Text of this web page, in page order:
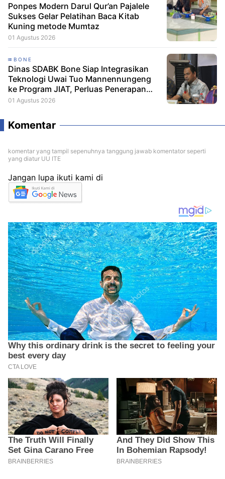
Ponpes Modern Darul Qur’an Pajalele
Sukses Gelar Pelatihan Baca Kitab
Kuning metode Mumtaz
01 Agustus 2026
BONE
Dinas SDABK Bone Siap Integrasikan
Teknologi Uwai Tuo Mannennungeng
ke Program JIAT, Perluas Penerapan
Irigasi Cerdas
01 Agustus 2026
Komentar
komentar yang tampil sepenuhnya tanggung jawab komentator seperti
yang diatur UU ITE
Jangan lupa ikuti kami di